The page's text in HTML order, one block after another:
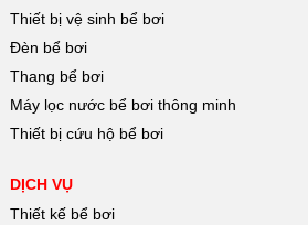
Thiết bị vệ sinh bể bơi
Đèn bể bơi
Thang bể bơi
Máy lọc nước bể bơi thông minh
Thiết bị cứu hộ bể bơi
DỊCH VỤ
Thiết kế bể bơi